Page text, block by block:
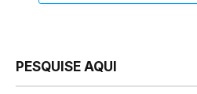
PESQUISE AQUI